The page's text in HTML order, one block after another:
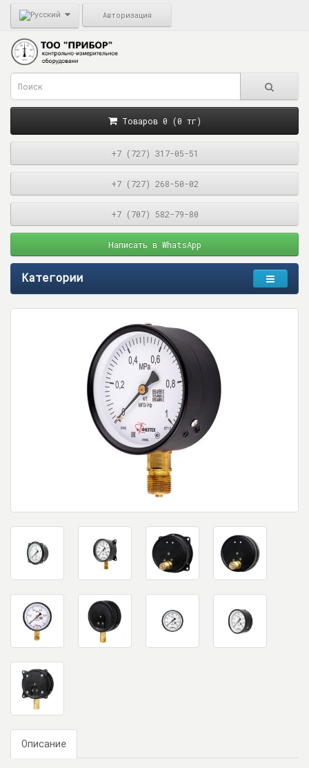
Авторизация
Товаров 0 (0 тг)
+7 (727) 317-05-51
+7 (727) 268-50-02
+7 (707) 582-79-80
Написать в WhatsApp
Категории
Описание